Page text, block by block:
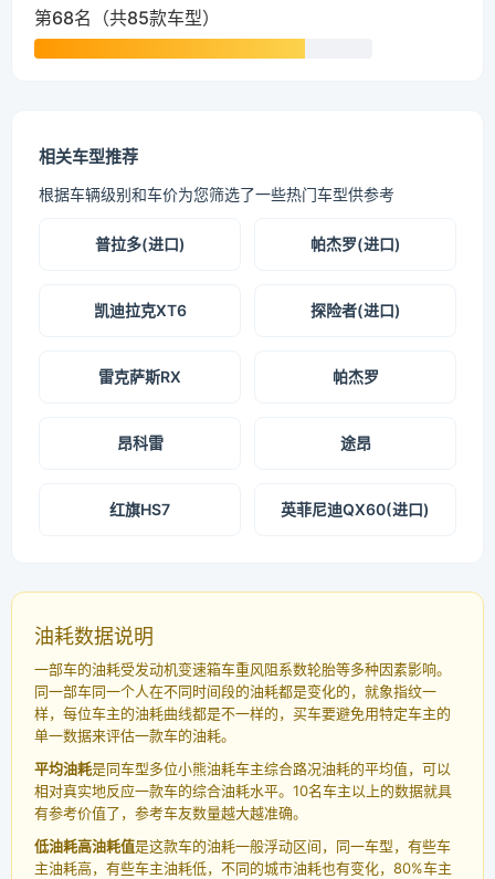
第68名（共85款车型）
相关车型推荐
根据车辆级别和车价为您筛选了一些热门车型供参考
普拉多(进口) 帕杰罗(进口)
凯迪拉克XT6 探险者(进口)
雷克萨斯RX 帕杰罗
昂科雷 途昂
红旗HS7 英菲尼迪QX60(进口)
油耗数据说明
一部车的油耗受发动机变速箱车重风阻系数轮胎等多种因素影响。
同一部车同一个人在不同时间段的油耗都是变化的，就象指纹一
样，每位车主的油耗曲线都是不一样的，买车要避免用特定车主的
单一数据来评估一款车的油耗。
平均油耗是同车型多位小熊油耗车主综合路况油耗的平均值，可以
相对真实地反应一款车的综合油耗水平。10名车主以上的数据就具
有参考价值了，参考车友数量越大越准确。
低油耗高油耗值是这款车的油耗一般浮动区间，同一车型，有些车
主油耗高，有些车主油耗低，不同的城市油耗也有变化，80%车主